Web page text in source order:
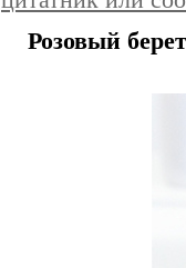
Розовый берет